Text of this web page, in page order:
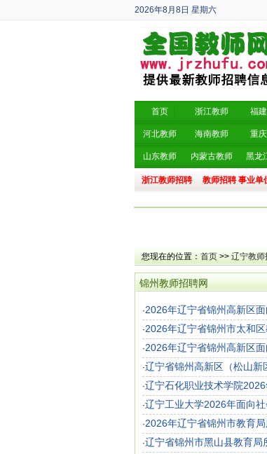
2026年8月8日 星期六
丙午年 六月廿六
首页 浙江教师 福
河北教师 海南教师 重
山东教师 内蒙古教师 黑龙
浙江教师招聘 教师招聘 事业单
您现在的位置： 首页 >> 辽宁教师
锦州教师招聘网
·2026年辽宁省锦州高新区
·2026年辽宁省锦州市太和
·2026年辽宁省锦州高新区
·辽宁省锦州高新区（松山
·辽宁石化职业技术学院
·辽宁工业大学2026年面向
·2026年辽宁省锦州市教育
·辽宁省锦州市黑山县教育